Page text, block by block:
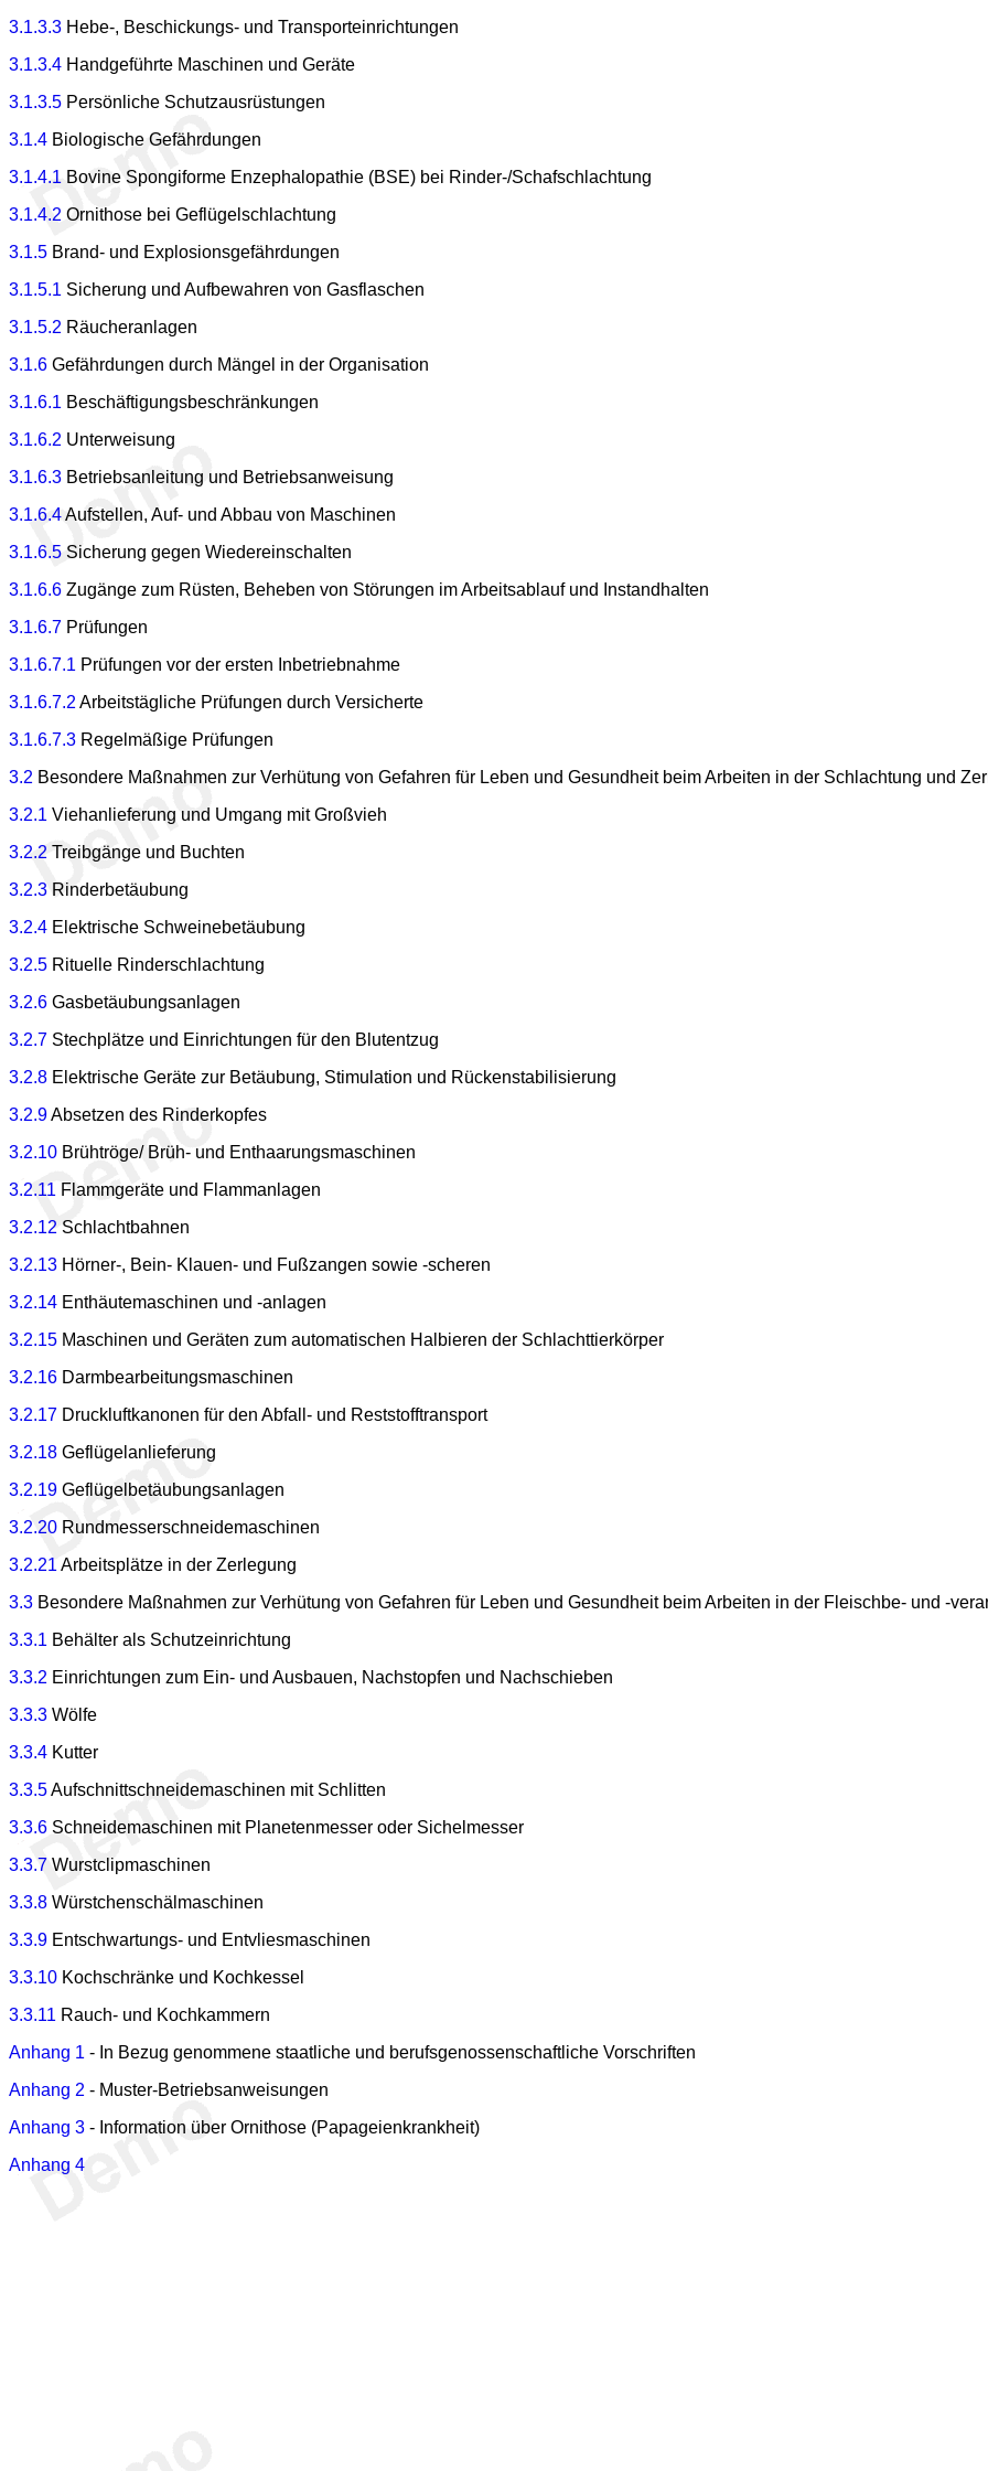
3.1.3.3 Hebe-, Beschickungs- und Transporteinrichtungen
3.1.3.4 Handgeführte Maschinen und Geräte
3.1.3.5 Persönliche Schutzausrüstungen
3.1.4 Biologische Gefährdungen
3.1.4.1 Bovine Spongiforme Enzephalopathie (BSE) bei Rinder-/Schafschlachtung
3.1.4.2 Ornithose bei Geflügelschlachtung
3.1.5 Brand- und Explosionsgefährdungen
3.1.5.1 Sicherung und Aufbewahren von Gasflaschen
3.1.5.2 Räucheranlagen
3.1.6 Gefährdungen durch Mängel in der Organisation
3.1.6.1 Beschäftigungsbeschränkungen
3.1.6.2 Unterweisung
3.1.6.3 Betriebsanleitung und Betriebsanweisung
3.1.6.4Aufstellen, Auf- und Abbau von Maschinen
3.1.6.5 Sicherung gegen Wiedereinschalten
3.1.6.6 Zugänge zum Rüsten, Beheben von Störungen im Arbeitsablauf und Instandhalten
3.1.6.7 Prüfungen
3.1.6.7.1 Prüfungen vor der ersten Inbetriebnahme
3.1.6.7.2 Arbeitstägliche Prüfungen durch Versicherte
3.1.6.7.3 Regelmäßige Prüfungen
3.2 Besondere Maßnahmen zur Verhütung von Gefahren für Leben und Gesundheit beim Arbeiten in der Schlachtung und
3.2.1 Viehanlieferung und Umgang mit Großvieh
3.2.2 Treibgänge und Buchten
3.2.3 Rinderbetäubung
3.2.4 Elektrische Schweinebetäubung
3.2.5 Rituelle Rinderschlachtung
3.2.6 Gasbetäubungsanlagen
3.2.7 Stechplätze und Einrichtungen für den Blutentzug
3.2.8 Elektrische Geräte zur Betäubung, Stimulation und Rückenstabilisierung
3.2.9Absetzen des Rinderkopfes
3.2.10 Brühtröge/ Brüh- und Enthaarungsmaschinen
3.2.11 Flammgeräte und Flammanlagen
3.2.12 Schlachtbahnen
3.2.13 Hörner-, Bein- Klauen- und Fußzangen sowie -scheren
3.2.14 Enthäutemaschinen und -anlagen
3.2.15 Maschinen und Geräten zum automatischen Halbieren der Schlachttierkörper
3.2.16 Darmbearbeitungsmaschinen
3.2.17 Druckluftkanonen für den Abfall- und Reststofftransport
3.2.18 Geflügelanlieferung
3.2.19 Geflügelbetäubungsanlagen
3.2.20 Rundmesserschneidemaschinen
3.2.21 Arbeitsplätze in der Zerlegung
3.3 Besondere Maßnahmen zur Verhütung von Gefahren für Leben und Gesundheit beim Arbeiten in der Fleischbe- und -
3.3.1 Behälter als Schutzeinrichtung
3.3.2 Einrichtungen zum Ein- und Ausbauen, Nachstopfen und Nachschieben
3.3.3 Wölfe
3.3.4 Kutter
3.3.5Aufschnittschneidemaschinen mit Schlitten
3.3.6 Schneidemaschinen mit Planetenmesser oder Sichelmesser
3.3.7 Wurstclipmaschinen
3.3.8 Würstchenschälmaschinen
3.3.9 Entschwartungs- und Entvliesmaschinen
3.3.10 Kochschränke und Kochkessel
3.3.11 Rauch- und Kochkammern
Anhang 1 - In Bezug genommene staatliche und berufsgenossenschaftliche Vorschriften
Anhang 2 - Muster-Betriebsanweisungen
Anhang 3 - Information über Ornithose (Papageienkrankheit)
Anhang 4